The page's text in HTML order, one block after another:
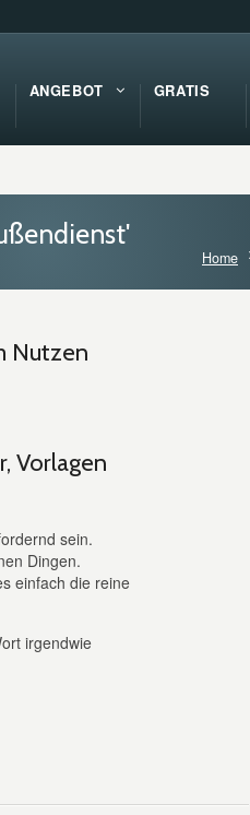
ANGEBOT GRATIS
Home
Nutzen
Vorlagen
sein.
Dingen.
einfach die reine
irgendwie